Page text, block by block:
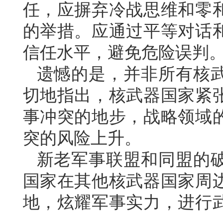
任，应摒弃冷战思维和零
的举措。应通过平等对话
信任水平，避免危险误判
遗憾的是，并非所有核
切地指出，核武器国家紧
事冲突的地步，战略领域
突的风险上升。
新老军事联盟和同盟的
国家在其他核武器国家周
地，炫耀军事实力，进行